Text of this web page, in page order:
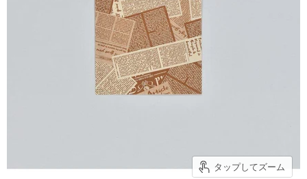
タップしてズーム